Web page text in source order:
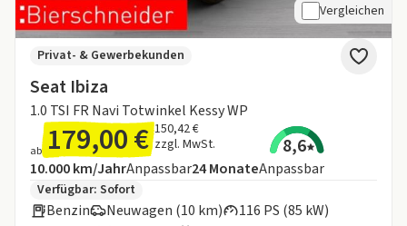
Vergleichen
Seat Ibiza
1.0 TSI FR Navi Totwinkel Kessy WP
Privat- & Gewerbekunden
ab 179,00 € 150,42 €
zzgl. MwSt.
8,6
Angebotsdetails:
Inklusive Laufleistung
10.000 km/JahrAnpassbarLaufzeit
24MonateAnpassbar
Zusätzliche Fahrzeuginformationen:
Verfügbar: Sofort
Benzin Neuwagen (10 km)
116 PS (85 kW)